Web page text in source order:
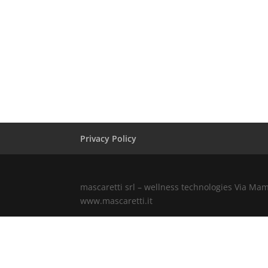
Privacy Policy
mascaretti srl – wellness technologies Via
www.mascaretti.it